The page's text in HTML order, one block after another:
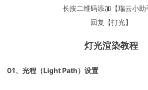
长按二维码添加【瑞云小助
回复【打光】
灯光渲染教程
01、光程（Light Path）设置